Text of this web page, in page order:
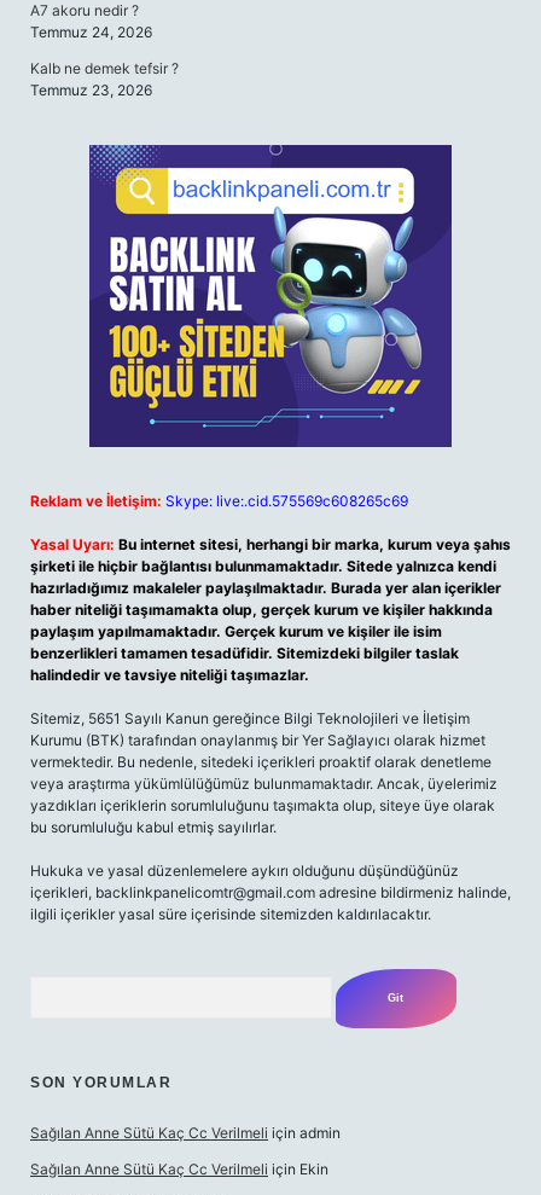
A7 akoru nedir ?
Temmuz 24, 2026
Kalb ne demek tefsir ?
Temmuz 23, 2026
Reklam ve İletişim: Skype: live:.cid.575569c608265c69
Yasal Uyarı: Bu internet sitesi, herhangi bir marka, kurum veya şahıs
şirketi ile hiçbir bağlantısı bulunmamaktadır. Sitede yalnızca kendi
hazırladığımız makaleler paylaşılmaktadır. Burada yer alan içerikler
haber niteliği taşımamakta olup, gerçek kurum ve kişiler hakkında
paylaşım yapılmamaktadır. Gerçek kurum ve kişiler ile isim
benzerlikleri tamamen tesadüfidir. Sitemizdeki bilgiler taslak
halindedir ve tavsiye niteliği taşımazlar.
Sitemiz, 5651 Sayılı Kanun gereğince Bilgi Teknolojileri ve İletişim
Kurumu (BTK) tarafından onaylanmış bir Yer Sağlayıcı olarak hizmet
vermektedir. Bu nedenle, sitedeki içerikleri proaktif olarak denetleme
veya araştırma yükümlülüğümüz bulunmamaktadır. Ancak, üyelerimiz
yazdıkları içeriklerin sorumluluğunu taşımakta olup, siteye üye olarak
bu sorumluluğu kabul etmiş sayılırlar.
Hukuka ve yasal düzenlemelere aykırı olduğunu düşündüğünüz
içerikleri, backlinkpanelicomtr@gmail.com adresine bildirmeniz halinde,
ilgili içerikler yasal süre içerisinde sitemizden kaldırılacaktır.
SON YORUMLAR
Sağılan Anne Sütü Kaç Cc Verilmeli için admin
Sağılan Anne Sütü Kaç Cc Verilmeli için Ekin